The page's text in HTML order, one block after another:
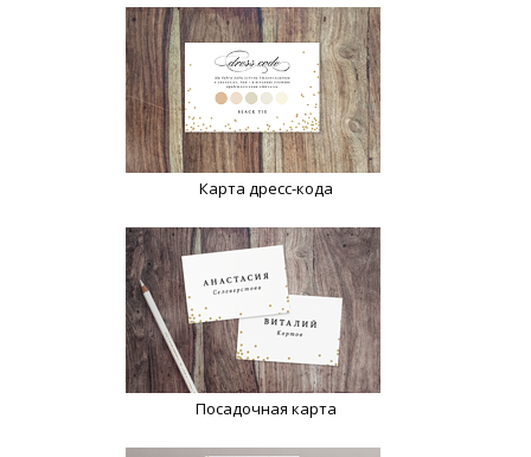
Карта дресс-кода
Посадочная карта